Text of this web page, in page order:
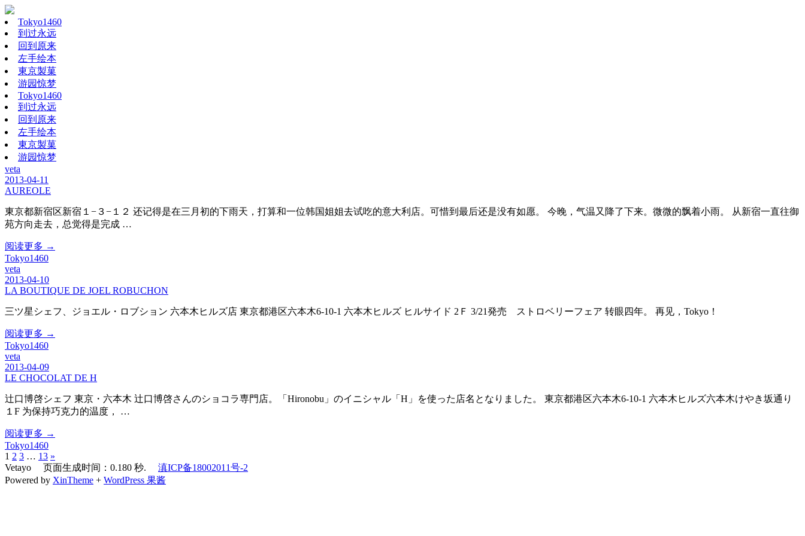
Tokyo1460
到过永远
回到原来
左手绘本
東京製菓
游园惊梦
Tokyo1460
到过永远
回到原来
左手绘本
東京製菓
游园惊梦
veta
2013-04-11
AUREOLE
東京都新宿区新宿１−３−１２ 还记得是在三月初的下雨天，打算和一位韩国姐姐去试吃的意大利店。可惜到最后还是没有如愿。 今晚，气温又降了下来。微微的飘着小雨。 从新宿一直往御
苑方向走去，总觉得是完成 …
阅读更多 →
Tokyo1460
veta
2013-04-10
LA BOUTIQUE DE JOEL ROBUCHON
三ツ星シェフ、ジョエル・ロブション 六本木ヒルズ店 東京都港区六本木6-10-1 六本木ヒルズ ヒルサイド 2Ｆ 3/21発売 ストロベリーフェア 转眼四年。 再见，Tokyo！
阅读更多 →
Tokyo1460
veta
2013-04-09
LE CHOCOLAT DE H
辻口博啓シェフ 東京・六本木 辻口博啓さんのショコラ専門店。「Hironobu」のイニシャル「H」を使った店名となりました。 東京都港区六本木6-10-1 六本木ヒルズ六本木けやき坂通り
１F 为保持巧克力的温度， …
阅读更多 →
Tokyo1460
1 2 3 … 13 »
Vetayo 页面生成时间：0.180 秒. 滇ICP备18002011号-2
Powered by XinTheme + WordPress 果酱